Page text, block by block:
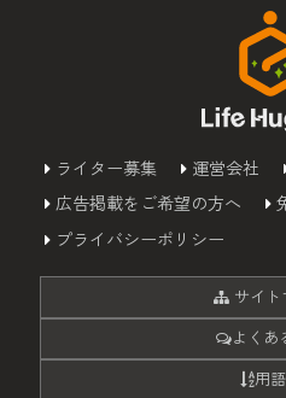
ライター募集 運営会社
広告掲載をご希望の方へ
プライバシーポリシー
サイト
よくあ
用